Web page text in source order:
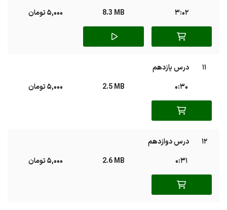
3:02
8.3 MB 5,000 تومان
11
درس یازدهم
0:30
2.5 MB 5,000 تومان
12
درس دوازدهم
0:31
2.6 MB 5,000 تومان